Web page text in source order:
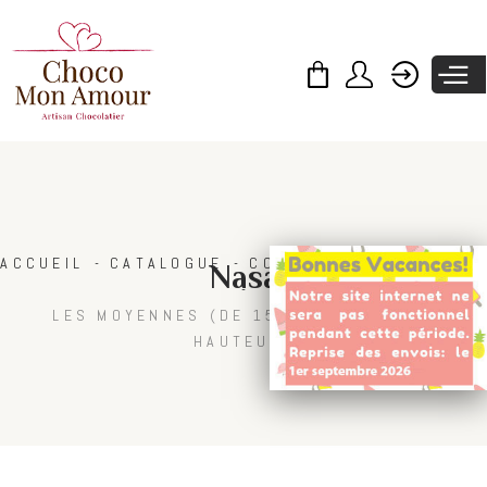
Nasa
ACCUEIL CATALOGUE COLLECTIONS PÂQUES
LES MOYENNES (DE 15 CM À 25 CM DE
HAUTEUR)